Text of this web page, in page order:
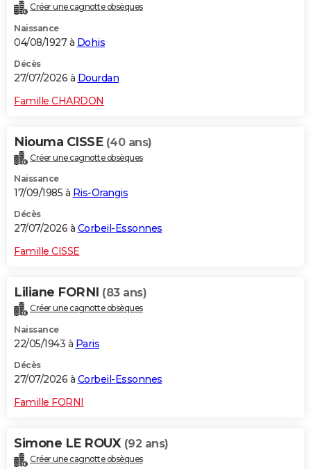
Créer une cagnotte obsèques
Naissance
04/08/1927 à Dohis
Décès
27/07/2026 à Dourdan
Famille CHARDON
Niouma CISSE (40 ans)
Créer une cagnotte obsèques
Naissance
17/09/1985 à Ris-Orangis
Décès
27/07/2026 à Corbeil-Essonnes
Famille CISSE
Liliane FORNI (83 ans)
Créer une cagnotte obsèques
Naissance
22/05/1943 à Paris
Décès
27/07/2026 à Corbeil-Essonnes
Famille FORNI
Simone LE ROUX (92 ans)
Créer une cagnotte obsèques